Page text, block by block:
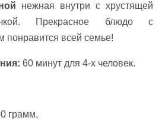
нежная внутри с хрустящей
Прекрасное блюдо с
понравится всей семье!
60 минут для 4-х человек.
грамм,